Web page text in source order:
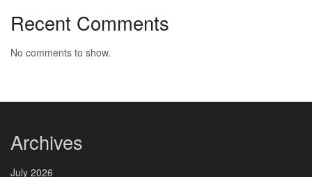
Recent Comments
No comments to show.
Archives
July 2026